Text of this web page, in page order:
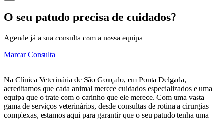
O seu patudo precisa de cuidados?
Agende já a sua consulta com a nossa equipa.
Marcar Consulta
Na Clínica Veterinária de São Gonçalo, em Ponta Delgada,
acreditamos que cada animal merece cuidados especializados e uma
equipa que o trate com o carinho que ele merece. Com uma vasta
gama de serviços veterinários, desde consultas de rotina a cirurgias
complexas, estamos aqui para garantir que o seu patudo tenha uma